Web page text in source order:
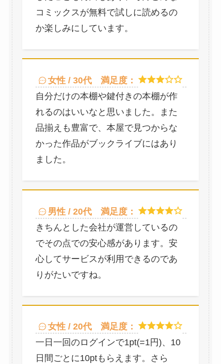
コミックスが無料で試しに読めるの
か楽しみにしています。
女性 / 30代
満足度：
自分だけの本棚や鍵付きの本棚が作
れるのはいいなと思いました。また
品揃えも豊富で、本屋で見つからな
かった作品がブックライブにはあり
ました。
男性 / 20代
満足度：
きちんとした会社が運営しているの
でその点での安心感があります。安
心してサービスが利用できるのであ
りがたいですね。
女性 / 20代
満足度：
一日一回のログインで1pt(=1円)、10
日間ごとに10ptもらえます。さら